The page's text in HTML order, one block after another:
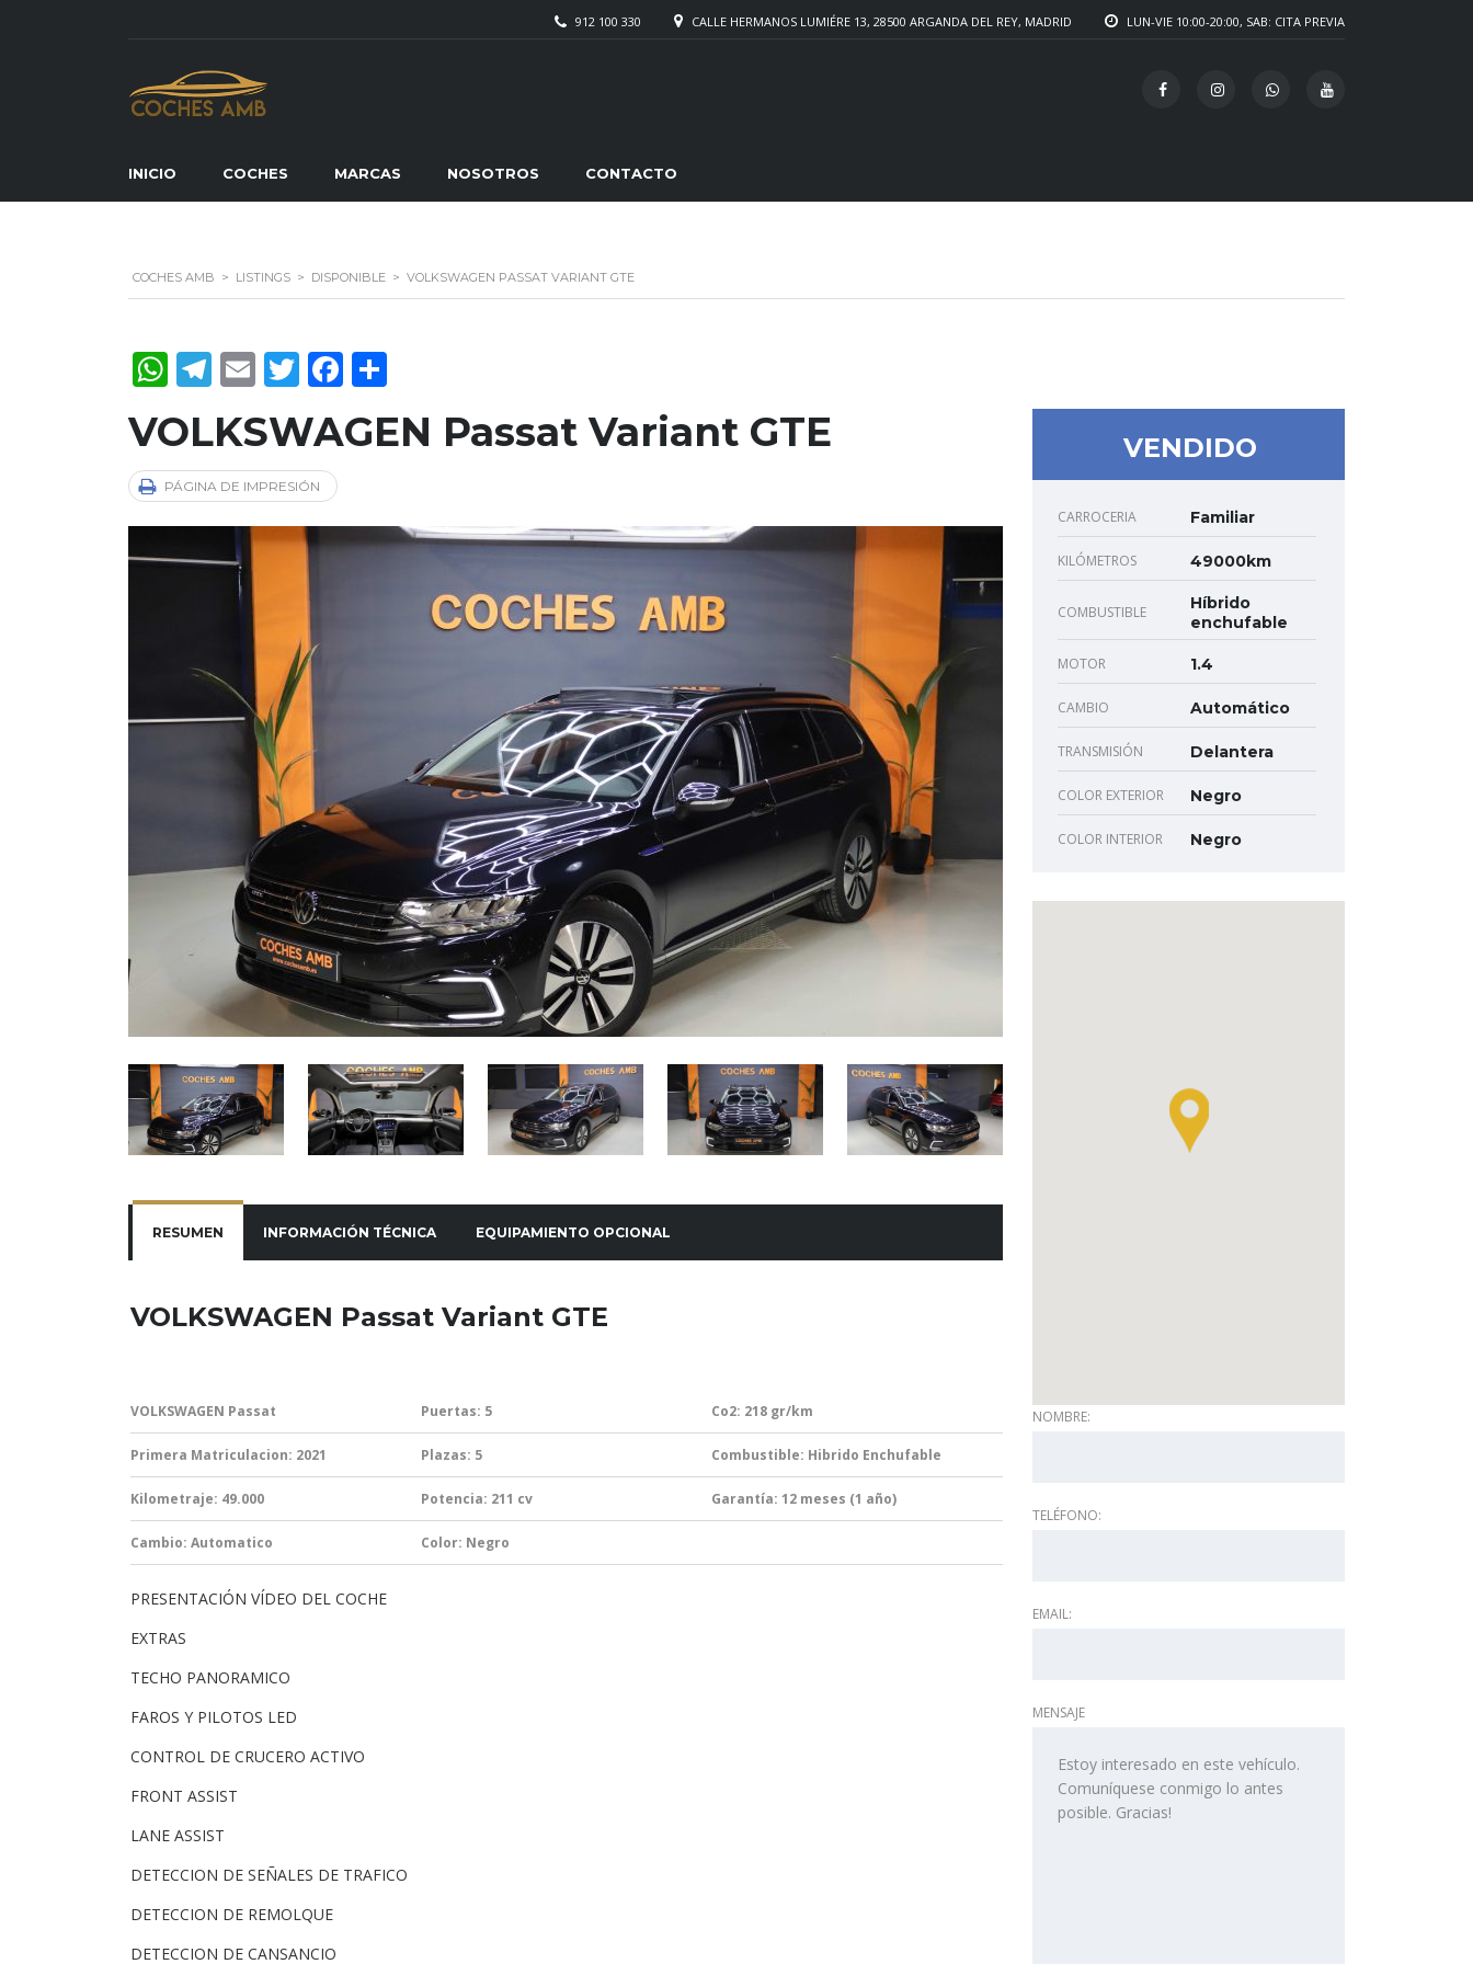
LUN-VIE 10:00-20:00, SAB: CITA PREVIA
CALLE HERMANOS LUMIÉRE 13, 28500 ARGANDA DEL REY, MADRID
912 100 330
INICIO COCHES MARCAS NOSOTROS CONTACTO
COCHES AMB > LISTINGS > DISPONIBLE > VOLKSWAGEN PASSAT VARIANT GTE
WhatsApp
Telegram
EmailTwitterFacebook
VOLKSWAGEN Passat Variant GTE
PÁGINA DE IMPRESIÓN
RESUMEN INFORMACIÓN TÉCNICA EQUIPAMIENTO OPCIONAL
VOLKSWAGEN Passat Variant GTE
VOLKSWAGEN Passat Puertas: 5 Co2: 218 gr/km
Primera Matriculacion: 2021 Plazas: 5 Combustible: Hibrido Enchufable
Kilometraje: 49.000 Potencia: 211 cv Garantía: 12 meses (1 año)
Cambio: Automatico Color: Negro
PRESENTACIÓN VÍDEO DEL COCHE
EXTRAS
TECHO PANORAMICO
FAROS Y PILOTOS LED
CONTROL DE CRUCERO ACTIVO
FRONT ASSIST
LANE ASSIST
DETECCION DE SEÑALES DE TRAFICO
DETECCION DE REMOLQUE
DETECCION DE CANSANCIO
VENDIDO
CARROCERIA Familiar
KILÓMETROS 49000km
COMBUSTIBLE
Híbrido
enchufable
MOTOR 1.4
CAMBIO Automático
TRANSMISIÓN Delantera
COLOR EXTERIOR Negro
COLOR INTERIOR Negro
NOMBRE:
TELÉFONO:
EMAIL:
MENSAJE